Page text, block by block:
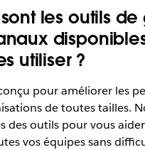
les outils de
utiliser ?
pour améliorer les
de toutes tailles.
des outils pour vous
vos équipes sans